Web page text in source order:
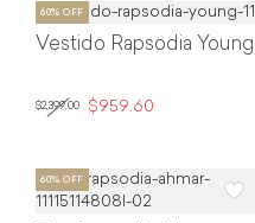
Vestido Rapsodia Young
$2,399.00 $959.60